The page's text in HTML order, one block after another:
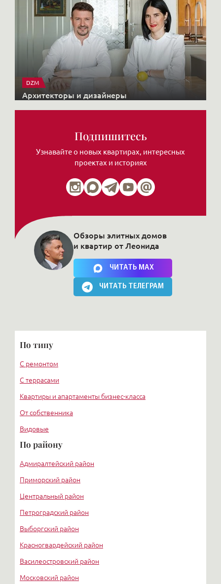
DZM
Архитекторы и дизайнеры
Подпишитесь
Узнавайте о новых квартирах, интересных
проектах и историях
Нажимая на кнопку, Вы соглашаетесь c политикой сайта
Обзоры элитных домов
и квартир от Леонида
ЧИТАТЬ MAX
ЧИТАТЬ ТЕЛЕГРАМ
По типу
С ремонтом
С террасами
Квартиры и апартаменты бизнес-класса
От собственника
Видовые
По району
Адмиралтейский район
Приморский район
Центральный район
Петроградский район
Выборгский район
Красногвардейский район
Василеостровский район
Московский район